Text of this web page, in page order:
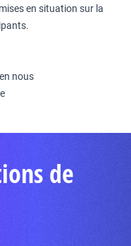
en situation sur la
nous
de